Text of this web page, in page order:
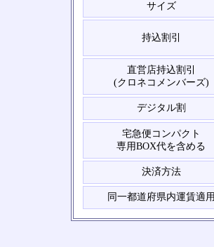
サイズ
持込割引
直営店持込割引
(クロネコメンバーズ)
デジタル割
宅急便コンパクト
専用BOX代を含める
決済方法
同一都道府県内運賃適用